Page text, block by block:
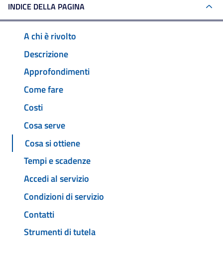
INDICE DELLA PAGINA
A chi è rivolto
Descrizione
Approfondimenti
Come fare
Costi
Cosa serve
Cosa si ottiene
Tempi e scadenze
Accedi al servizio
Condizioni di servizio
Contatti
Strumenti di tutela